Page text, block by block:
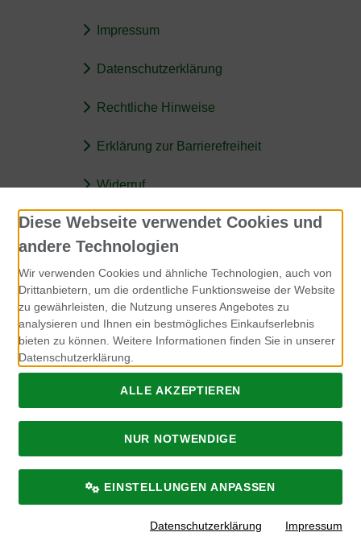
Impressum
Datenschutzerklärung
Rechtliche Hinweise
Erklärung zur Barrierefreiheit
Widerruf
Kontakt
Rohfutter für Hunde
Jennifer Müller
Breckerfelder Strasse 149
58256 Ennepetal
info@rohfutter-fuer-hunde.de
Alle Preise inkl. gesetzl. MwSt. zzgl. Lieferkosten
Hunde.
modified eCommerce Shopsoftware © 2009-2026
Diese Webseite verwendet Cookies und
andere Technologien
Wir verwenden Cookies und ähnliche Technologien, auch von
Drittanbietern, um die ordentliche Funktionsweise der Website
zu gewährleisten, die Nutzung unseres Angebotes zu
analysieren und Ihnen ein bestmögliches Einkaufserlebnis
bieten zu können. Weitere Informationen finden Sie in unserer
Datenschutzerklärung.
ALLE AKZEPTIEREN
NUR NOTWENDIGE
EINSTELLUNGEN ANPASSEN
Datenschutzerklärung Impressum